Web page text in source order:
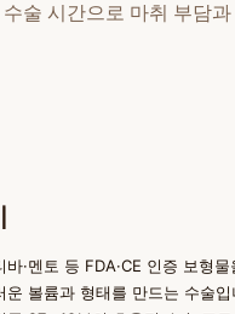
술 시간으로 마취 부담
·멘토 등 FDA·CE 인증 보형
운 볼륨과 형태를 만드는 수술입